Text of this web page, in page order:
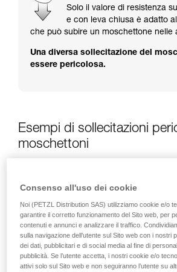
capacità di rifare la manovra,
sicurezza, prima di riprodurla
Forniamo esempi di tecniche
vengono qui descritte.
Solo il valore di resistenza
e con leva chiusa è adatto
che può subire un moschettone nelle
Una diversa sollecitazione del
essere pericolosa.
Esempi di sollecitazioni
moschettoni
Consenso all'uso dei cookie
Noi (PETZL Distribution SAS) utilizziamo cookie e/o
garantire il corretto funzionamento del Sito web, per
contenuti e annunci e analizzare il traffico.
sulla navigazione dell’utente sul Sito web con i nostri
dei dati, pubblicitari e di social media al fine di
pubblicità. Se l’utente accetta, i nostri cookie e/o
attivi solo sul Sito web e non seguiranno l’utente su